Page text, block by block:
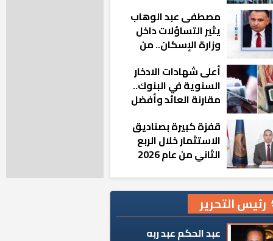
ماستركارد
مصطفى عبد الوهاب
يثير التساؤلات داخل
وزارة الإسكان.. من
المناصب؟
أعلى شهادات الادخار
السنوية في البنوك..
مقارنة العائد وأفضل
قفزة كبيرة بصناديق
الاستثمار خلال الربع
الثاني من عام 2026
رئيس التحرير
عبد الحكم عبد ربه